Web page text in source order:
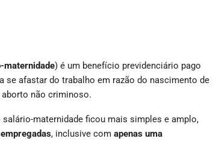
maternidade) é um benefício previdenciário pago
se afastar do trabalho em razão do nascimento de
não criminoso.
salário-maternidade ficou mais simples e amplo,
, inclusive com apenas uma